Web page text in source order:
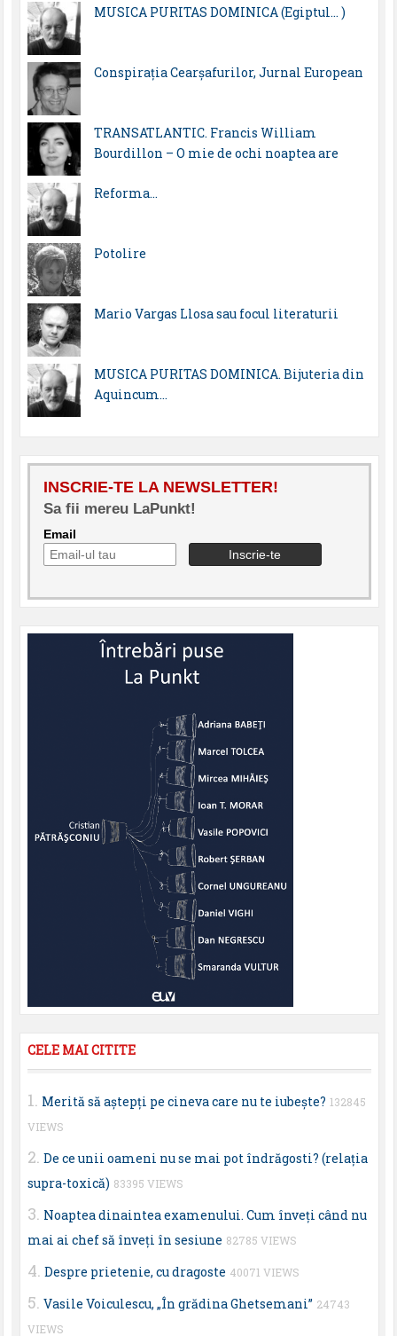
MUSICA PURITAS DOMINICA (Egiptul… )
Conspirația Cearșafurilor, Jurnal European
TRANSATLANTIC. Francis William
Bourdillon – O mie de ochi noaptea are
Reforma…
Potolire
Mario Vargas Llosa sau focul literaturii
MUSICA PURITAS DOMINICA. Bijuteria din
Aquincum…
INSCRIE-TE LA NEWSLETTER!
Sa fii mereu LaPunkt!
Email
CELE MAI CITITE
Merită să aştepţi pe cineva care nu te iubeşte? 132845
VIEWS
De ce unii oameni nu se mai pot îndrăgosti? (relaţia
supra-toxică) 83395 VIEWS
Noaptea dinaintea examenului. Cum înveţi când nu
mai ai chef să înveţi în sesiune 82785 VIEWS
Despre prietenie, cu dragoste 40071 VIEWS
Vasile Voiculescu, „În grădina Ghetsemani” 24743
VIEWS